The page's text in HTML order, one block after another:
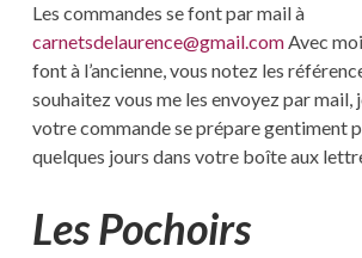
Les commandes se font par mail à
carnetsdelaurence@gmail.comAvec
font à l’ancienne, vous notez les
souhaitez vous me les envoyez par mail,
votre commande se prépare gentiment
quelques jours dans votre boîte aux
Les Pochoirs